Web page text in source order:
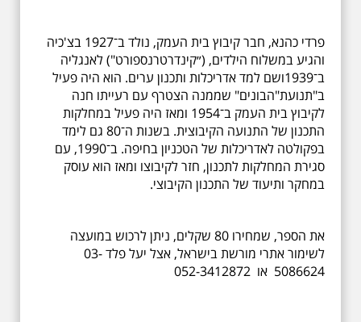
פרדי כהנא, חבר קיבוץ בית העמק, נולד ב־1927 בצ'כיה
והגיע במשלוח הילדים, (״קינדרטרנספורט") לאנגליה
ב־1939ושם למד אדריכלות ותכנון ערים. הוא היה פעיל
ב"תנועת"הבונים" שממנה הצטרף עם רעייתו חנה
לקיבוץ בית העמק ב־1954 ומאז היה פעיל במחלקות
התכנון של התנועה הקיבוצית. בשנות ה־80 גם לימד
בפקולטה לאדריכלות של הטכניון בחיפה. ב־1990, עם
סגירת המחלקות לתכנון, חזר לקיבוצו ומאז הוא עוסק
במחקר ותיעוד של התכנון הקיבוצי.
את הספר, שמחירו 80 שקלים, ניתן לרכוש במועצה
לשימור אתרי מורשת בישראל, אצל יעל פלד 03-
5086624 או 052-3412872